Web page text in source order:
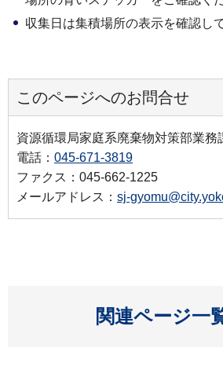
収集日は集積場所の表示を確認し
このページへのお問合せ
資源循環局家庭系廃棄物対策部業務
電話： 045-671-3819
ファクス：045-662-1225
メールアドレス： sj-
関連ページ一
開く